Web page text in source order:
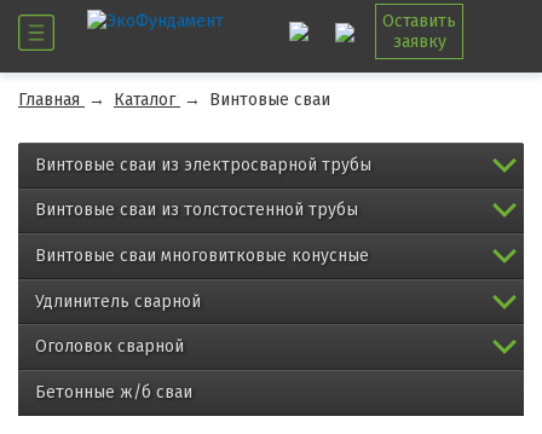
Оставить
заявку
Главная → Каталог → Винтовые сваи
Винтовые сваи из электросварной трубы
Винтовые сваи из толстостенной трубы
Винтовые сваи многовитковые конусные
Удлинитель сварной
Оголовок сварной
Бетонные ж/б сваи